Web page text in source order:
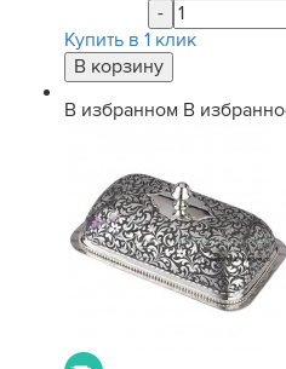
-
Купить в 1 клик
В избранном В